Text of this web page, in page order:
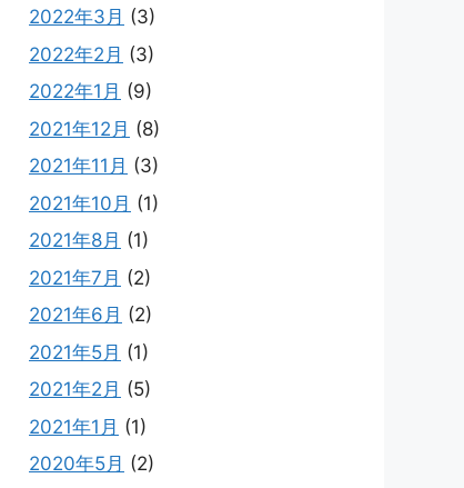
2022年3月 (3)
2022年2月 (3)
2022年1月 (9)
2021年12月 (8)
2021年11月 (3)
2021年10月 (1)
2021年8月 (1)
2021年7月 (2)
2021年6月 (2)
2021年5月 (1)
2021年2月 (5)
2021年1月 (1)
2020年5月 (2)